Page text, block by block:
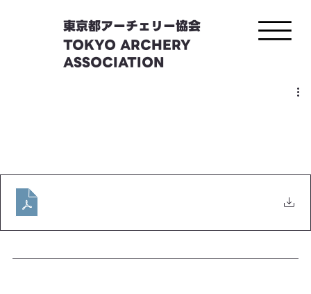
東京都アーチェリー協会
TOKYO ARCHERY
ASSOCIATION